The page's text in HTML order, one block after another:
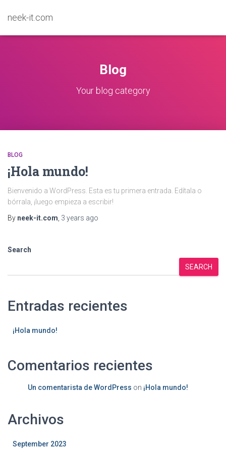
neek-it.com
Blog
Your blog category
BLOG
¡Hola mundo!
Bienvenido a WordPress. Esta es tu primera entrada. Edítala o
bórrala, ¡luego empieza a escribir!
By neek-it.com 3 years ago
Search
SEARCH
Entradas recientes
¡Hola mundo!
Comentarios recientes
Un comentarista de WordPress on ¡Hola mundo!
Archivos
September 2023